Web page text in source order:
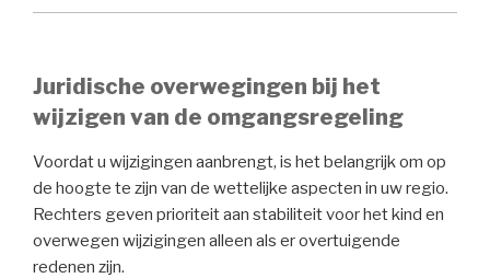
Juridische overwegingen bij het
wijzigen van de omgangsregeling
Voordat u wijzigingen aanbrengt, is het belangrijk om op
de hoogte te zijn van de wettelijke aspecten in uw regio.
Rechters geven prioriteit aan stabiliteit voor het kind en
overwegen wijzigingen alleen als er overtuigende
redenen zijn.